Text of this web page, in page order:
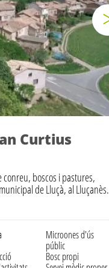
Curtius
boscos i pastures,
de Lluçà, al Lluçanès.
Microones d'ús
públic
Bosc propi